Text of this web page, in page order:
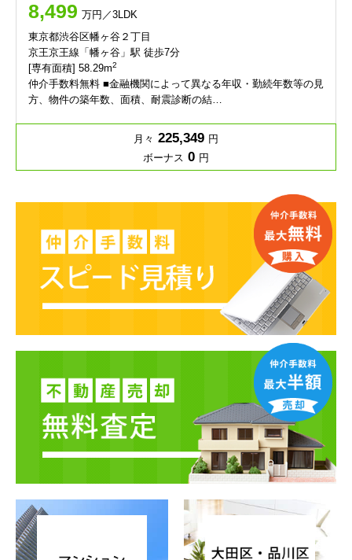
8,499 万円／3LDK
東京都渋谷区幡ヶ谷２丁目
京王京王線「幡ヶ谷」駅 徒歩7分
[専有面積] 58.29m2
仲介手数料無料 ■金融機関によって異なる年収・勤続年数等の見
方、物件の築年数、面積、耐震診断の結…
月々 225,349 円
ボーナス 0 円